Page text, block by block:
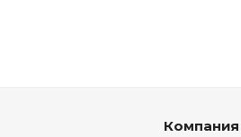
Компания